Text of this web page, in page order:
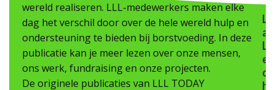
wereld realiseren. LLL-medewerkers maken elke
dag het verschil door over de hele wereld hulp en
ondersteuning te bieden bij borstvoeding. In deze
publicatie kan je meer lezen over onze mensen,
ons werk, fundraising en onze projecten.
De originele publicaties van LLL TODAY
L
a
L
e
c
h